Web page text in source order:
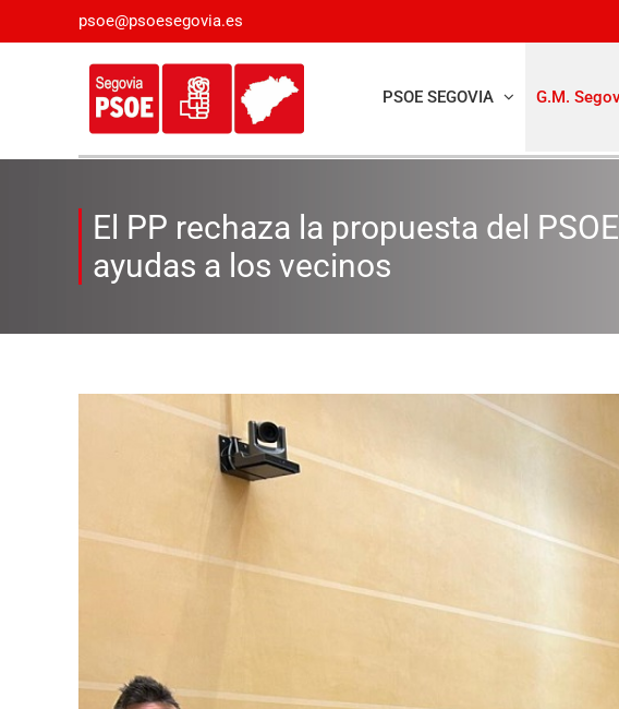
psoe@psoesegovia.es
PSOE SEGOVIA G.M.
El PP rechaza la propuesta del
ayudas a los vecinos